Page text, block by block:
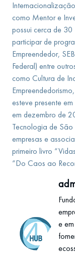
como Mentor e
possui cerca de 30
participar de
Empreendedor,
Federal) entre
como Cultura de
esteve presente
em dezembro de
Tecnologia de
empresas e
primeiro livro
“Do Caos ao
e